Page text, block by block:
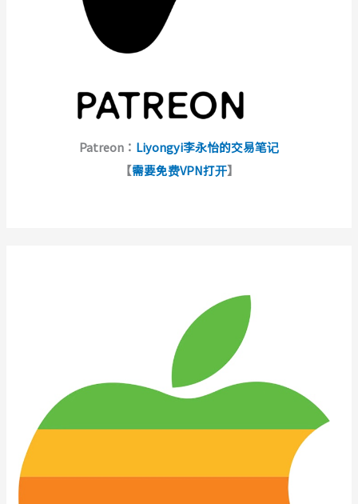
Patreon： Liyongyi李永怡的交易笔记
【需要免费VPN打开】